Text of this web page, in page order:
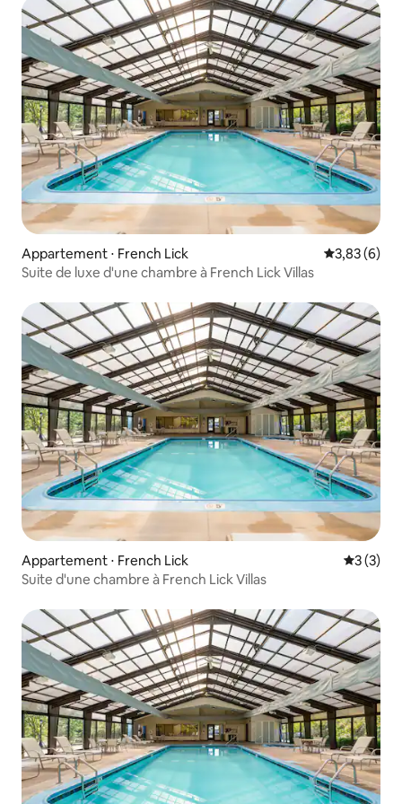
Appartement ⋅ French Lick Évaluation
3,83 (6)
Suite de luxe d'une chambre à French Lick Villas
Appartement ⋅ French Lick
3 (3)
Suite d'une chambre à French Lick Villas